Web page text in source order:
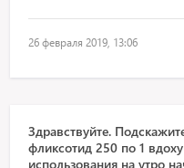
26 февраля 2019, 13:06
Здравствуйте.
фликсотид 250 по 1
использования на утро